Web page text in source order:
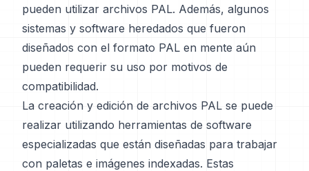
pueden utilizar archivos PAL. Además, algunos
sistemas y software heredados que fueron
diseñados con el formato PAL en mente aún
pueden requerir su uso por motivos de
compatibilidad.
La creación y edición de archivos PAL se puede
realizar utilizando herramientas de software
especializadas que están diseñadas para trabajar
con paletas e imágenes indexadas. Estas